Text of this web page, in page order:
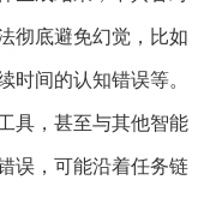
彻底避免幻觉，比如
时间的认知错误等。
具，甚至与其他智能
误，可能沿着任务链